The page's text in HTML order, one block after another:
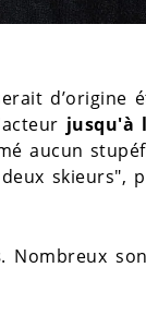
d’origine
jusqu'à
aucun
skieurs",
. Nombreux